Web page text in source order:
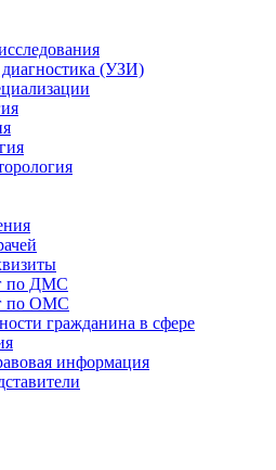
диагностика (УЗИ)
по ДМС
по ОМС
гражданина в сфере
информация